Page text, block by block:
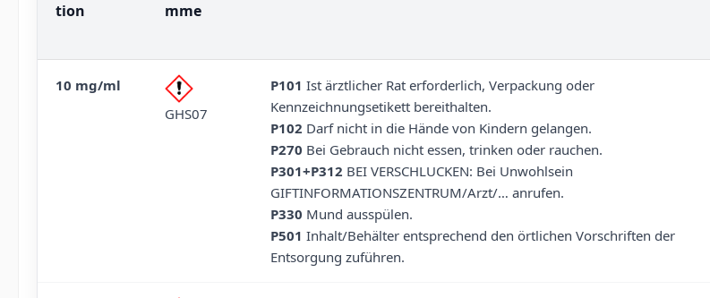
tion
mme
10 mg/ml
GHS07
P101 Ist ärztlicher Rat erforderlich, Verpackung oder
Kennzeichnungsetikett bereithalten.
P102 Darf nicht in die Hände von Kindern gelangen.
P270 Bei Gebrauch nicht essen, trinken oder rauchen.
P301+P312 BEI VERSCHLUCKEN: Bei Unwohlsein
GIFTINFORMATIONSZENTRUM/Arzt/… anrufen.
P330 Mund ausspülen.
P501 Inhalt/Behälter entsprechend den örtlichen Vorschriften der
Entsorgung zuführen.